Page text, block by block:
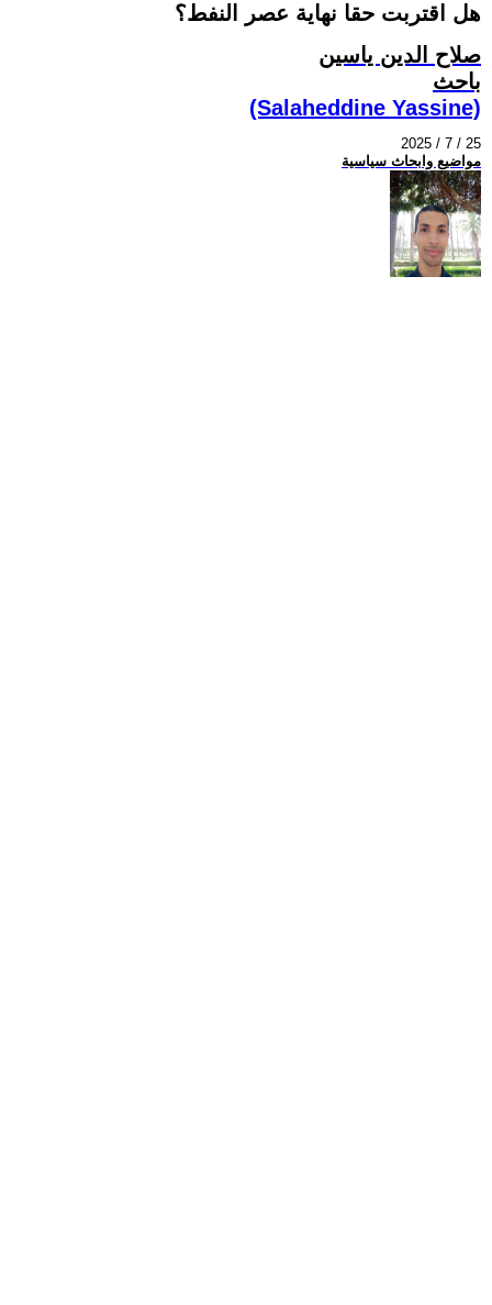
هل اقتربت حقا نهاية عصر النفط؟
صلاح الدين ياسين
باحث
(Salaheddine Yassine)
2025 / 7 / 25
مواضيع وابحاث سياسية